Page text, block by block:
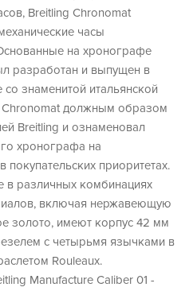
Breitling Chronomat
часы
на хронографе
разработан и выпущен в
со знаменитой итальянской
Chronomat должным образом
Breitling и ознаменовал
хронографа на
покупательских приоритетах.
в различных комбинациях
включая нержавеющую
золото, имеют корпус 42 мм
с четырьмя язычками в
Rouleaux.
Manufacture Caliber 01 -